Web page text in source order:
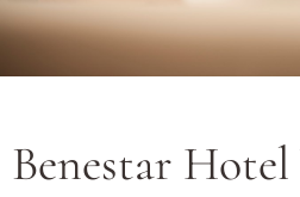
Benestar